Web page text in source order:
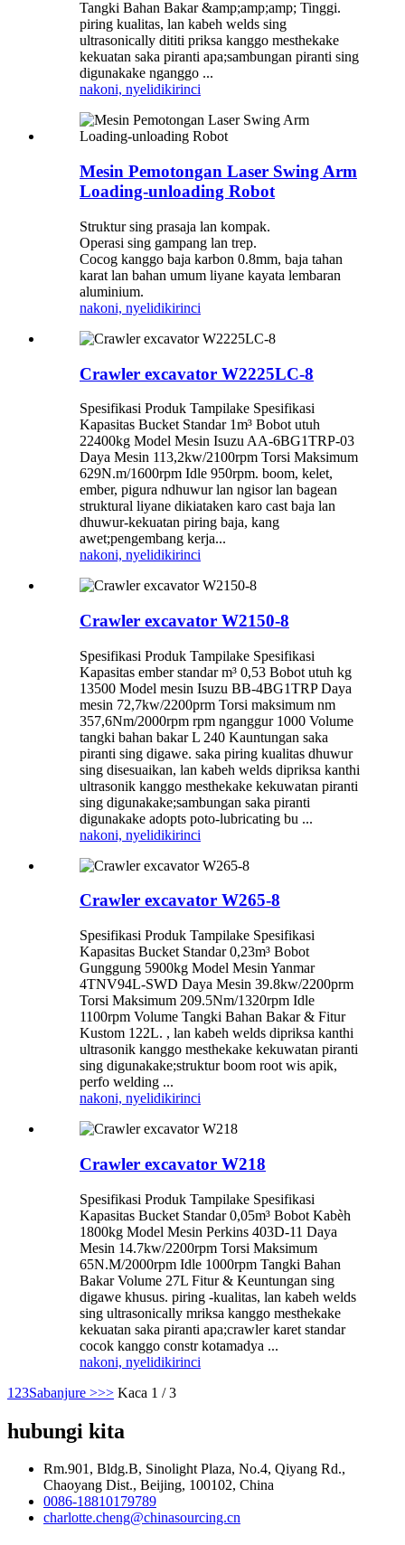
Tangki Bahan Bakar &amp;amp;amp; Tinggi.
piring kualitas, lan kabeh welds sing
ultrasonically dititi priksa kanggo mesthekake
kekuatan saka piranti apa;sambungan piranti sing
digunakake nganggo ...
nakoni, nyelidikirinci
Mesin Pemotongan Laser Swing Arm
Loading-unloading Robot
Struktur sing prasaja lan kompak.
Operasi sing gampang lan trep.
Cocog kanggo baja karbon 0.8mm, baja tahan
karat lan bahan umum liyane kayata lembaran
aluminium.
nakoni, nyelidikirinci
Crawler excavator W2225LC-8
Spesifikasi Produk Tampilake Spesifikasi
Kapasitas Bucket Standar 1m³ Bobot utuh
22400kg Model Mesin Isuzu AA-6BG1TRP-03
Daya Mesin 113,2kw/2100rpm Torsi Maksimum
629N.m/1600rpm Idle 950rpm. boom, kelet,
ember, pigura ndhuwur lan ngisor lan bagean
struktural liyane dikiataken karo cast baja lan
dhuwur-kekuatan piring baja, kang
awet;pengembang kerja...
nakoni, nyelidikirinci
Crawler excavator W2150-8
Spesifikasi Produk Tampilake Spesifikasi
Kapasitas ember standar m³ 0,53 Bobot utuh kg
13500 Model mesin Isuzu BB-4BG1TRP Daya
mesin 72,7kw/2200prm Torsi maksimum nm
357,6Nm/2000rpm rpm nganggur 1000 Volume
tangki bahan bakar L 240 Kauntungan saka
piranti sing digawe. saka piring kualitas dhuwur
sing disesuaikan, lan kabeh welds dipriksa kanthi
ultrasonik kanggo mesthekake kekuwatan piranti
sing digunakake;sambungan saka piranti
digunakake adopts poto-lubricating bu ...
nakoni, nyelidikirinci
Crawler excavator W265-8
Spesifikasi Produk Tampilake Spesifikasi
Kapasitas Bucket Standar 0,23m³ Bobot
Gunggung 5900kg Model Mesin Yanmar
4TNV94L-SWD Daya Mesin 39.8kw/2200prm
Torsi Maksimum 209.5Nm/1320rpm Idle
1100rpm Volume Tangki Bahan Bakar & Fitur
Kustom 122L. , lan kabeh welds dipriksa kanthi
ultrasonik kanggo mesthekake kekuwatan piranti
sing digunakake;struktur boom root wis apik,
perfo welding ...
nakoni, nyelidikirinci
Crawler excavator W218
Spesifikasi Produk Tampilake Spesifikasi
Kapasitas Bucket Standar 0,05m³ Bobot Kabèh
1800kg Model Mesin Perkins 403D-11 Daya
Mesin 14.7kw/2200rpm Torsi Maksimum
65N.M/2000rpm Idle 1000rpm Tangki Bahan
Bakar Volume 27L Fitur & Keuntungan sing
digawe khusus. piring -kualitas, lan kabeh welds
sing ultrasonically mriksa kanggo mesthekake
kekuatan saka piranti apa;crawler karet standar
cocok kanggo constr kotamadya ...
nakoni, nyelidikirinci
1 23Sabanjure >>> Kaca 1 / 3
hubungi kita
Rm.901, Bldg.B, Sinolight Plaza, No.4, Qiyang Rd.,
Chaoyang Dist., Beijing, 100102, China
0086-18810179789
charlotte.cheng@chinasourcing.cn